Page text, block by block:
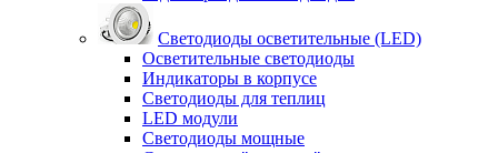
Светодиоды осветительные (LED)
Осветительные светодиоды
Индикаторы в корпусе
Светодиоды для теплиц
LED модули
Светодиоды мощные